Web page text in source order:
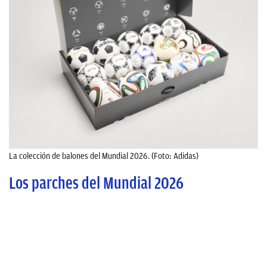
La colección de balones del Mundial 2026. (Foto: Adidas)
Los parches del Mundial 2026